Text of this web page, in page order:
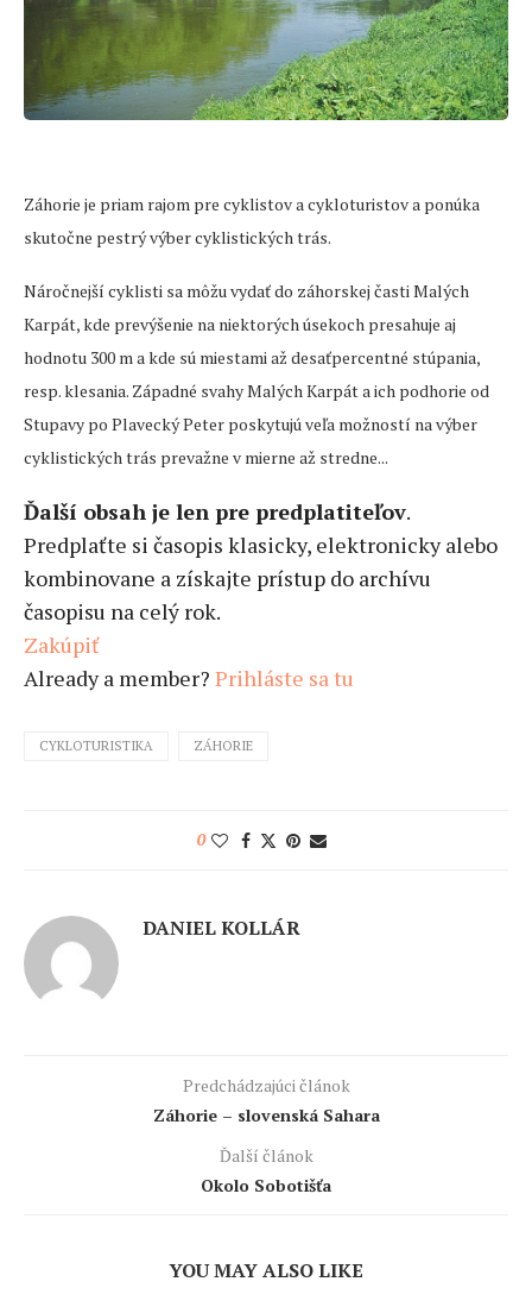
Záhorie je priam rajom pre cyklistov a cykloturistov a ponúka
skutočne pestrý výber cyklistických trás.
Náročnejší cyklisti sa môžu vydať do záhorskej časti Malých
Karpát, kde prevýšenie na niektorých úsekoch presahuje aj
hodnotu 300 m a kde sú miestami až desaťpercentné stúpania,
resp. klesania. Západné svahy Malých Karpát a ich podhorie od
Stupavy po Plavecký Peter poskytujú veľa možností na výber
cyklistických trás prevažne v mierne až stredne...
Ďalší obsah je len pre predplatiteľov.
Predplaťte si časopis klasicky, elektronicky alebo
kombinovane a získajte prístup do archívu
časopisu na celý rok.
Zakúpiť
Already a member? Prihláste sa tu
CYKLOTURISTIKA ZÁHORIE
0
DANIEL KOLLÁR
Predchádzajúci článok
Záhorie – slovenská Sahara
Ďalší článok
Okolo Sobotišťa
YOU MAY ALSO LIKE